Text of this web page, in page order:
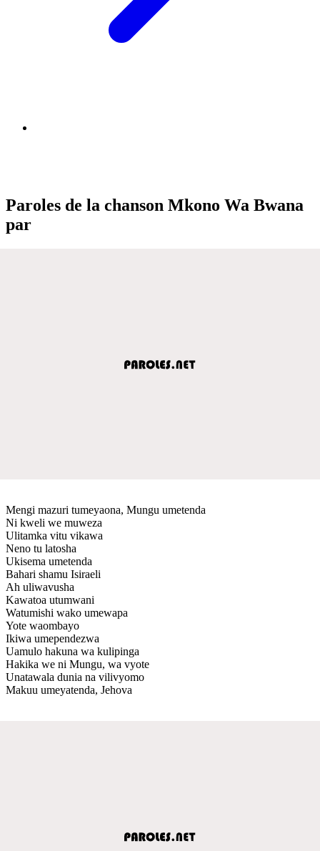
Paroles de la chanson Mkono Wa Bwana
par
Mengi mazuri tumeyaona, Mungu umetenda
Ni kweli we muweza
Ulitamka vitu vikawa
Neno tu latosha
Ukisema umetenda
Bahari shamu Isiraeli
Ah uliwavusha
Kawatoa utumwani
Watumishi wako umewapa
Yote waombayo
Ikiwa umependezwa
Uamulo hakuna wa kulipinga
Hakika we ni Mungu, wa vyote
Unatawala dunia na vilivyomo
Makuu umeyatenda, Jehova